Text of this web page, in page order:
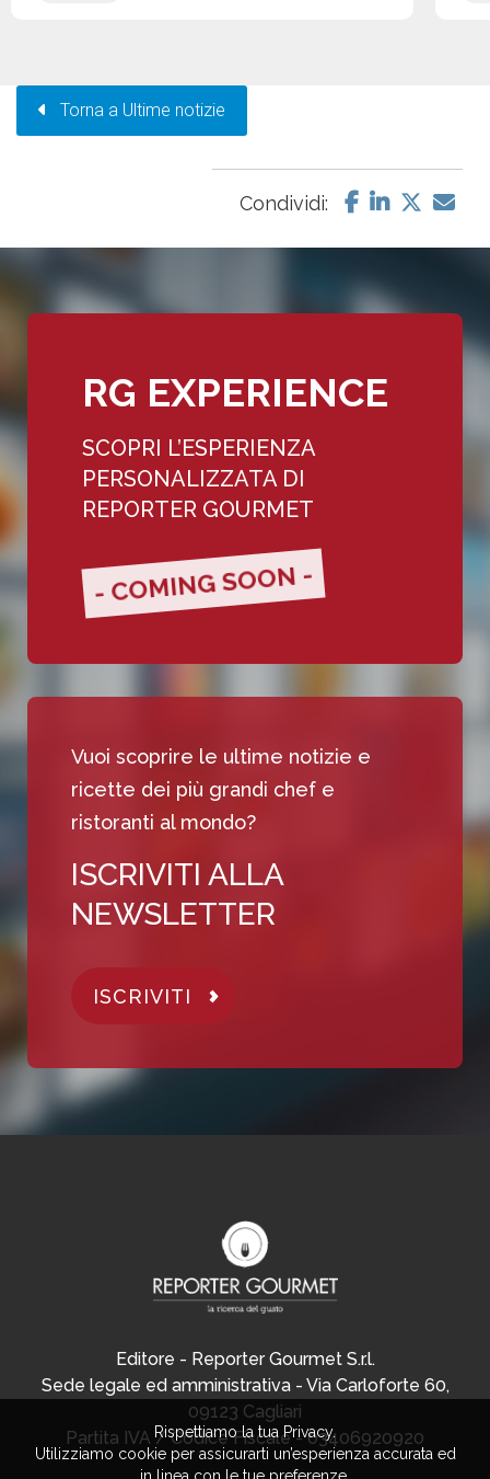
Torna a Ultime notizie
Condividi:
RG EXPERIENCE
SCOPRI L’ESPERIENZA
PERSONALIZZATA DI
REPORTER GOURMET
- COMING SOON -
Vuoi scoprire le ultime notizie e
ricette dei più grandi chef e
ristoranti al mondo?
ISCRIVITI ALLA
NEWSLETTER
ISCRIVITI
Editore - Reporter Gourmet S.r.l.
Sede legale ed amministrativa - Via Carloforte 60,
09123 Cagliari
Partita IVA / Codice Fiscale - 03406920920
Rispettiamo la tua Privacy.
Utilizziamo cookie per assicurarti un’esperienza accurata ed